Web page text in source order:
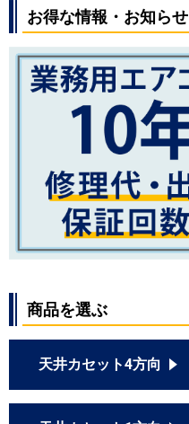
お得な情報・お知らせ
商品を選ぶ
天井カセット4方向